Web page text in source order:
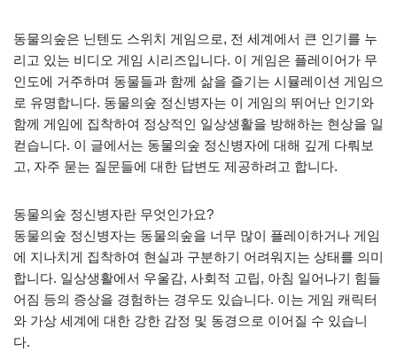
동물의숲은 닌텐도 스위치 게임으로, 전 세계에서 큰 인기를 누
리고 있는 비디오 게임 시리즈입니다. 이 게임은 플레이어가 무
인도에 거주하며 동물들과 함께 삶을 즐기는 시뮬레이션 게임으
로 유명합니다. 동물의숲 정신병자는 이 게임의 뛰어난 인기와
함께 게임에 집착하여 정상적인 일상생활을 방해하는 현상을 일
컫습니다. 이 글에서는 동물의숲 정신병자에 대해 깊게 다뤄보
고, 자주 묻는 질문들에 대한 답변도 제공하려고 합니다.
동물의숲 정신병자란 무엇인가요?
동물의숲 정신병자는 동물의숲을 너무 많이 플레이하거나 게임
에 지나치게 집착하여 현실과 구분하기 어려워지는 상태를 의미
합니다. 일상생활에서 우울감, 사회적 고립, 아침 일어나기 힘들
어짐 등의 증상을 경험하는 경우도 있습니다. 이는 게임 캐릭터
와 가상 세계에 대한 강한 감정 및 동경으로 이어질 수 있습니
다.